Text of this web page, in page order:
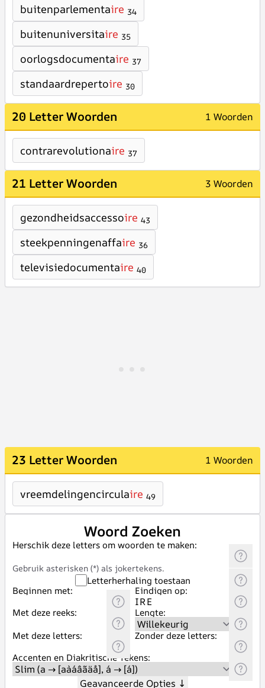
buitenparlementaire 34
buitenuniversitaire 35
oorlogsdocumentaire 37
standaardrepertoire 30
20 Letter Woorden 1 Woorden
contrarevolutionaire 37
21 Letter Woorden 3 Woorden
gezondheidsaccessoire 43
steekpenningenaffaire 36
televisiedocumentaire 40
23 Letter Woorden 1 Woorden
vreemdelingencirculaire 49
Woord Zoeken
Herschik deze letters om woorden te maken:
Gebruik asterisken (*) als jokertekens.
Letterherhaling toestaan
Beginnen met:
Eindigen op:
Met deze reeks:
Lengte:
Met deze letters:
Zonder deze letters:
Accenten en Diakritische Tekens:
Geavanceerde Opties ↓